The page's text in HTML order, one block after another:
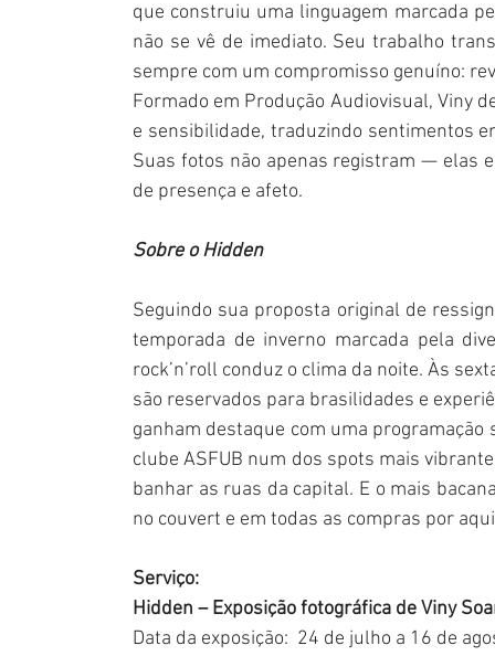
que construiu uma linguagem marcada
não se vê de imediato. Seu trabalho
sempre com um compromisso genuíno:
Formado em Produção Audiovisual, Viny
e sensibilidade, traduzindo sentimentos
Suas fotos não apenas registram — elas
de presença e afeto.
Sobre o Hidden
Seguindo sua proposta original de
temporada de inverno marcada pela
rock’n’roll conduz o clima da noite. Às
são reservados para brasilidades e
ganham destaque com uma
clube ASFUB num dos spots mais
banhar as ruas da capital. E o mais
no couvert e em todas as compras por
Serviço:
Hidden – Exposição fotográfica de Viny
Data da exposição:  24 de julho a 16 de